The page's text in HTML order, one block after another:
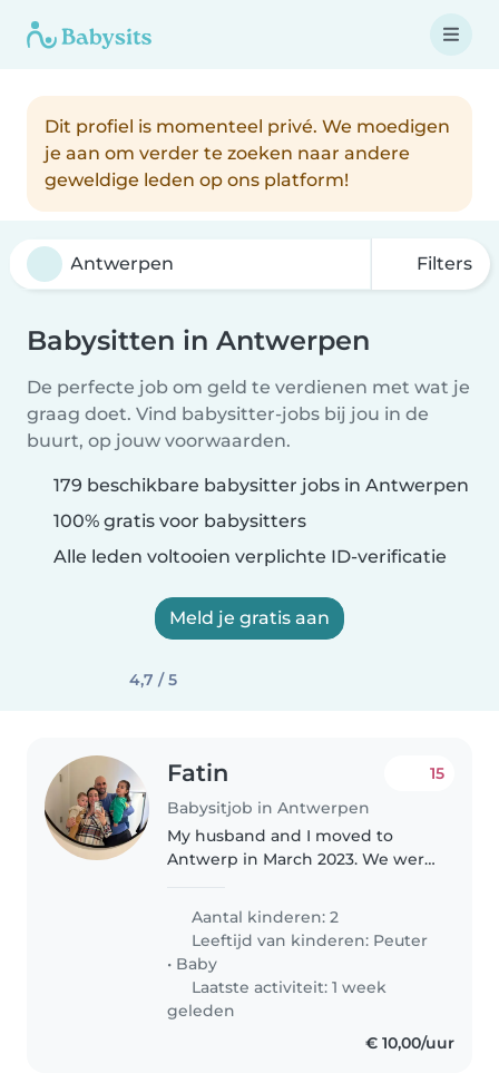
Dit profiel is momenteel privé. We moedigen
je aan om verder te zoeken naar andere
geweldige leden op ons platform!
Filters
Babysitten in Antwerpen
De perfecte job om geld te verdienen met wat je
graag doet. Vind babysitter-jobs bij jou in de
buurt, op jouw voorwaarden.
179 beschikbare babysitter jobs in Antwerpen
100% gratis voor babysitters
Alle leden voltooien verplichte ID-verificatie
Meld je gratis aan
4,7 / 5
Fatin
Babysitjob in Antwerpen
15
My husband and I moved to
Antwerp in March 2023. We were
have two children, a girl who is 2
years old and a baby boy who is
4 months old. We are looking..
Aantal kinderen: 2
Leeftijd van kinderen: Peuter
• Baby
Laatste activiteit: 1 week
geleden
€ 10,00/uur